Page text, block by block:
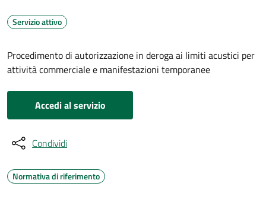
Servizio attivo
Procedimento di autorizzazione in deroga ai limiti acustici per
attività commerciale e manifestazioni temporanee
Accedi al servizio
Condividi
Normativa di riferimento